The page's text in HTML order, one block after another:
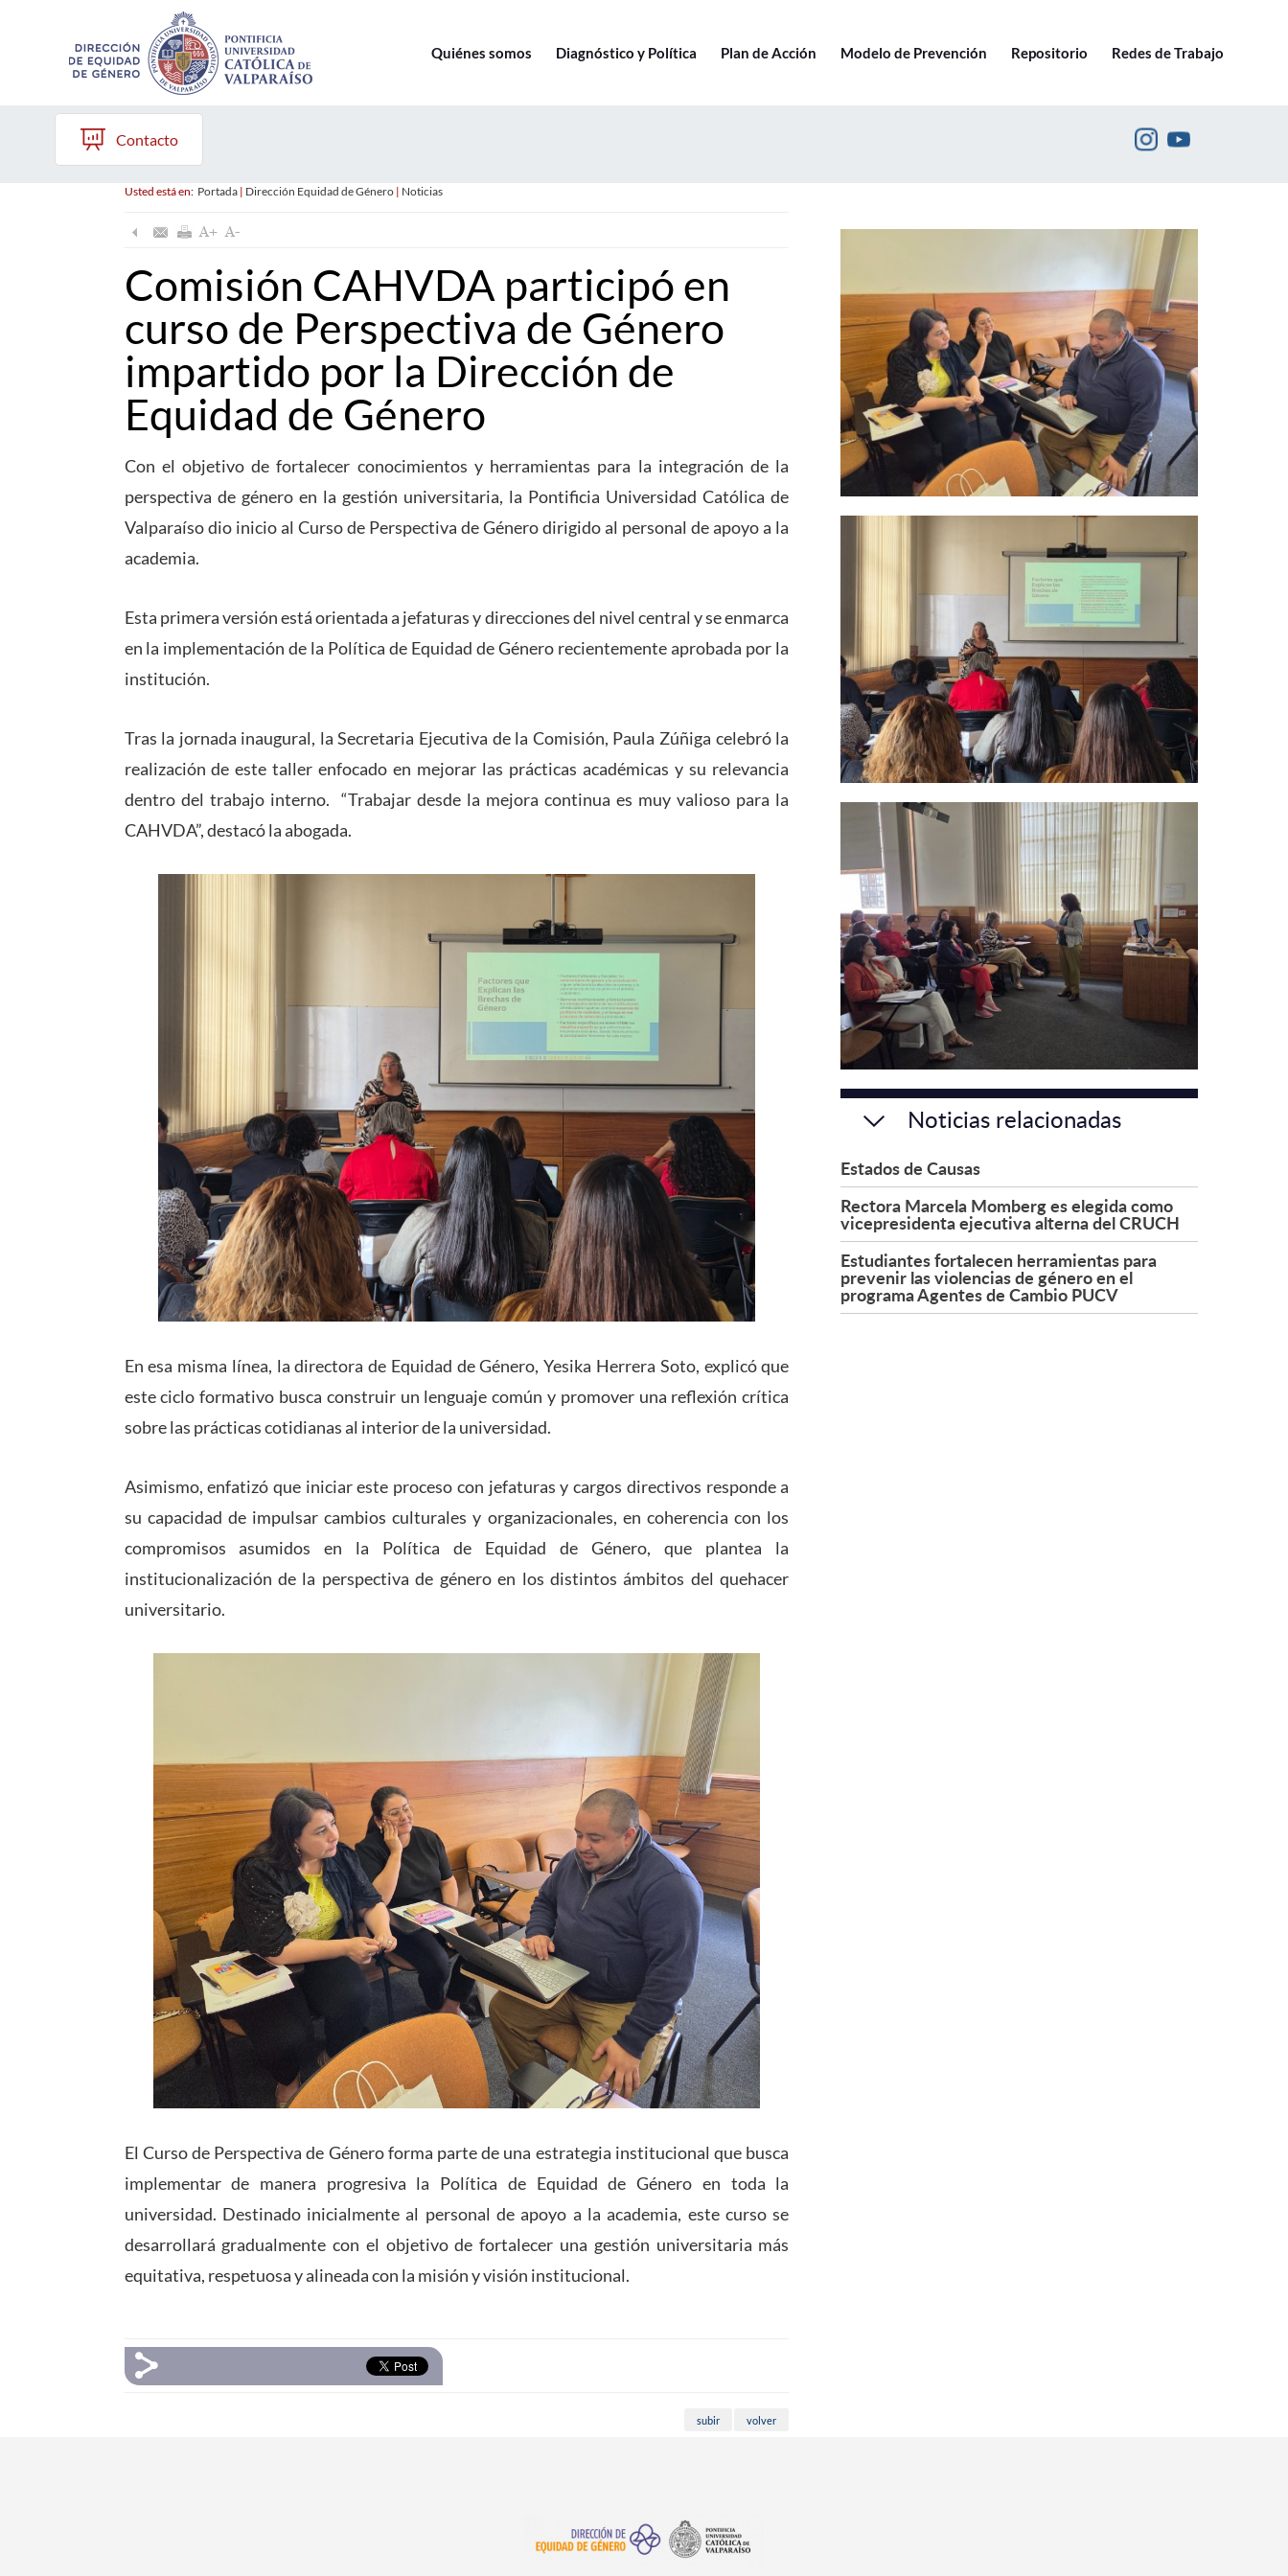
Quiénes somos Diagnóstico y Política Plan de Acción Modelo de Prevención Repositorio Redes de Trabajo
Contacto
Usted está en: Portada| Dirección Equidad de Género| Noticias
Comisión CAHVDA participó en
curso de Perspectiva de Género
impartido por la Dirección de
Equidad de Género
Con el objetivo de fortalecer conocimientos y herramientas para la integración de la
perspectiva de género en la gestión universitaria, la Pontificia Universidad Católica de
Valparaíso dio inicio al Curso de Perspectiva de Género dirigido al personal de apoyo a la
academia.
Esta primera versión está orientada a jefaturas y direcciones del nivel central y se enmarca
en la implementación de la Política de Equidad de Género recientemente aprobada por la
institución.
Tras la jornada inaugural, la Secretaria Ejecutiva de la Comisión, Paula Zúñiga celebró la
realización de este taller enfocado en mejorar las prácticas académicas y su relevancia
dentro del trabajo interno. “Trabajar desde la mejora continua es muy valioso para la
CAHVDA”, destacó la abogada.
En esa misma línea, la directora de Equidad de Género, Yesika Herrera Soto, explicó que
este ciclo formativo busca construir un lenguaje común y promover una reflexión crítica
sobre las prácticas cotidianas al interior de la universidad.
Asimismo, enfatizó que iniciar este proceso con jefaturas y cargos directivos responde a
su capacidad de impulsar cambios culturales y organizacionales, en coherencia con los
compromisos asumidos en la Política de Equidad de Género, que plantea la
institucionalización de la perspectiva de género en los distintos ámbitos del quehacer
universitario.
El Curso de Perspectiva de Género forma parte de una estrategia institucional que busca
implementar de manera progresiva la Política de Equidad de Género en toda la
universidad. Destinado inicialmente al personal de apoyo a la academia, este curso se
desarrollará gradualmente con el objetivo de fortalecer una gestión universitaria más
equitativa, respetuosa y alineada con la misión y visión institucional.
subir volver
Noticias relacionadas
Estados de Causas
Rectora Marcela Momberg es elegida como
vicepresidenta ejecutiva alterna del CRUCH
Estudiantes fortalecen herramientas para
prevenir las violencias de género en el
programa Agentes de Cambio PUCV